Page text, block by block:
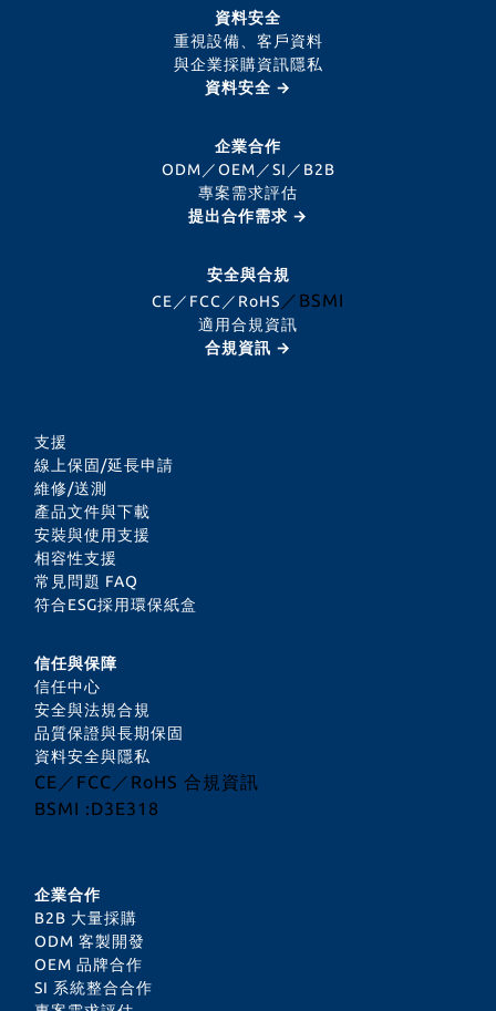
資料安全
重視設備、客戶資料
與企業採購資訊隱私
資料安全 →
企業合作
ODM／OEM／SI／B2B
專案需求評估
提出合作需求 →
安全與合規
CE／FCC／RoHS ／BSMI
適用合規資訊
合規資訊 →
支援
線上保固/延長申請
維修/送測
產品文件與下載
安裝與使用支援
相容性支援
常見問題 FAQ
符合ESG採用環保紙盒
信任與保障
信任中心
安全與法規合規
品質保證與長期保固
資料安全與隱私
CE／FCC／RoHS 合規資訊
BSMI :D3E318
企業合作
B2B 大量採購
ODM 客製開發
OEM 品牌合作
SI 系統整合合作